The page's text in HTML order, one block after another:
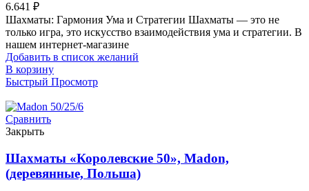
6.641 ₽
Шахматы: Гармония Ума и Стратегии Шахматы — это не
только игра, это искусство взаимодействия ума и стратегии. В
нашем интернет-магазине
Добавить в список желаний
В корзину
Быстрый Просмотр
Сравнить
Закрыть
Шахматы «Королевские 50», Madon,
(деревянные, Польша)